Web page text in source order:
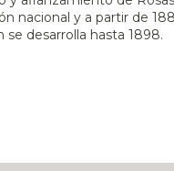
nacional y a partir de
desarrolla hasta 1898.